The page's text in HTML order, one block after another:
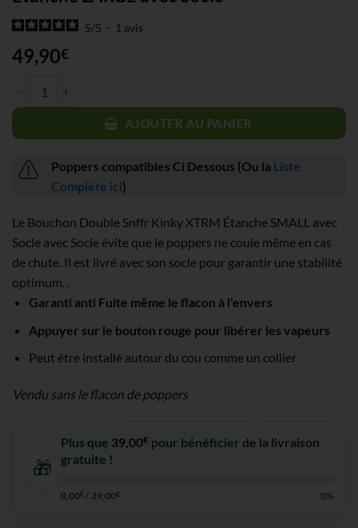
5/5 - 1 avis
49,90€
AJOUTER AU PANIER
Poppers compatibles Ci Dessous (Ou la Liste
Complète ici)
Le Bouchon Double Snffr Kinky XTRM Étanche SMALL avec
Socle avec Socle évite que le poppers ne coule même en cas
de chute. Il est livré avec son socle pour garantir une stabilité
optimum. .
Garanti anti Fuite même le flacon à l’envers
Appuyer sur le bouton rouge pour libérer les vapeurs
Peut être installé autour du cou comme un collier
Vendu sans le flacon de poppers
🎁
Plus que 39,00€ pour bénéficier de la livraison
gratuite !
0,00€ / 39,00€ 0%